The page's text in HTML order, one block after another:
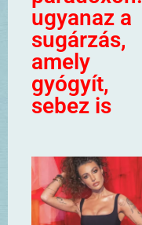
ugyanaz a
sugárzás,
amely
gyógyít,
sebez is